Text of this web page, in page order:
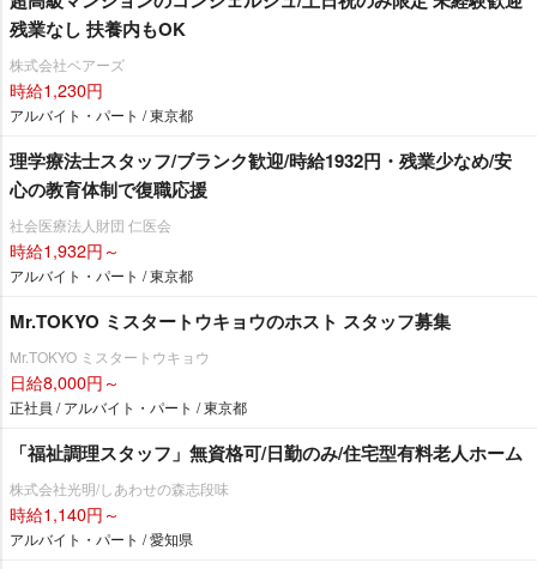
残業なし 扶養内もOK
株式会社ベアーズ
時給1,230円
アルバイト・パート / 東京都
理学療法士スタッフ/ブランク歓迎/時給1932円・残業少なめ/安
心の教育体制で復職応援
社会医療法人財団 仁医会
時給1,932円～
アルバイト・パート / 東京都
Mr.TOKYO ミスタートウキョウのホスト スタッフ募集
Mr.TOKYO ミスタートウキョウ
日給8,000円～
正社員 / アルバイト・パート / 東京都
「福祉調理スタッフ」無資格可/日勤のみ/住宅型有料老人ホーム
株式会社光明/しあわせの森志段味
時給1,140円～
アルバイト・パート / 愛知県